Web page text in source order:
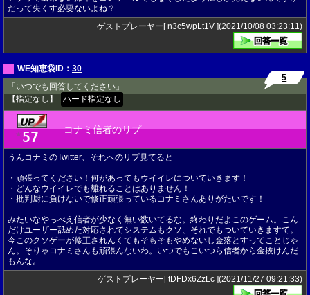
だって失くす必要ないよね？
ゲストプレーヤー[ n3c5wpLt1V ](2021/10/08 03:23:11)
WE知恵袋ID： 30
「いつでも回答してください」
【指定なし】
ハード指定なし
5
★ 57 コナミ信者のリプ
うんコナミのTwitter、それへのリプ見てると
・頑張ってください！何があってもウイイレについていきます！
・どんなウイイレでも離れることはありません！
・批判厨に負けないで修正頑張っているコナミさんありがたいです！
みたいなやっべえ信者が少なく無い数いてるな。終わりだよこのゲーム。こん
だけユーザー舐めた対応されてシステムもクソ、それでもついていきますて。
今このクソゲーが修正されんくてもそもそもやめないし金落とすってことじゃ
ん。そりゃコナミさんも頑張んないわ。いつでもこいつら信者から金抜けんだ
もんな。
ゲストプレーヤー[ tDFDx6ZzLc ](2021/11/27 09:21:33)